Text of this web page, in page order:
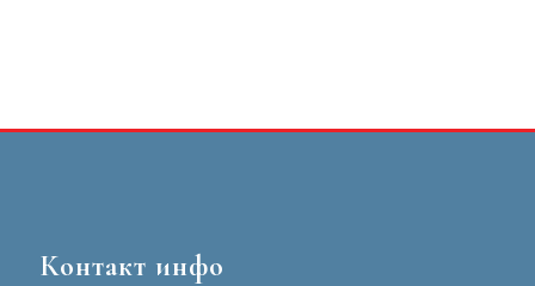
Контакт инфо